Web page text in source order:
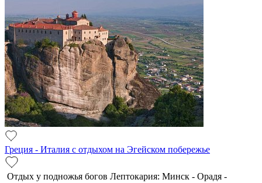
Греция - Италия с отдыхом на Эгейском побережье
Отдых у подножья богов Лептокария: Минск - Орадя -